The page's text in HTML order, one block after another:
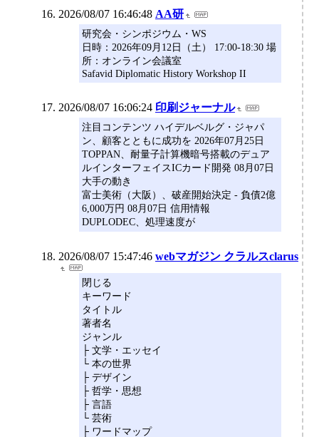
2026/08/07 16:46:48 AA研
研究会・シンポジウム・WS
日時：2026年09月12日（土） 17:00-18:30 場
所：オンライン会議室
Safavid Diplomatic History Workshop II
2026/08/07 16:06:24 印刷ジャーナル
注目コンテンツ ハイデルベルグ・ジャパ
ン、顧客とともに成功を 2026年07月25日
TOPPAN、耐量子計算機暗号搭載のデュア
ルインターフェイスICカード開発 08月07日
大手の動き
富士美術（大阪）、破産開始決定 - 負債2億
6,000万円 08月07日 信用情報
DUPLODEC、処理速度が
2026/08/07 15:47:46 webマガジン クラルスclarus
閉じる
キーワード
タイトル
著者名
ジャンル
├ 文学・エッセイ
└ 本の世界
├ デザイン
├ 哲学・思想
├ 言語
└ 芸術
├ ワードマップ